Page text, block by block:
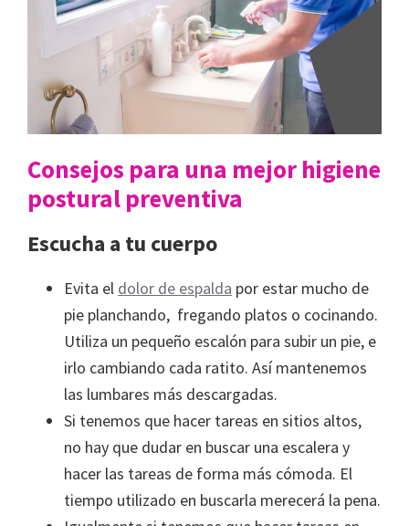
Consejos para una mejor higiene
postural preventiva
Escucha a tu cuerpo
Evita el dolor de espalda por estar mucho de
pie planchando, fregando platos o cocinando.
Utiliza un pequeño escalón para subir un pie, e
irlo cambiando cada ratito. Así mantenemos
las lumbares más descargadas.
Si tenemos que hacer tareas en sitios altos,
no hay que dudar en buscar una escalera y
hacer las tareas de forma más cómoda. El
tiempo utilizado en buscarla merecerá la pena.